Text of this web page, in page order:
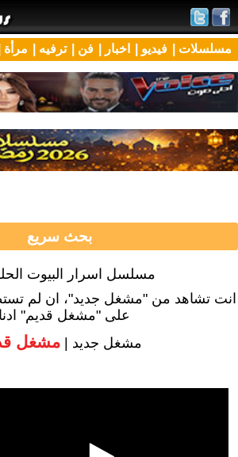
مسلسلات | فيديو | اخبار | فن | ترفيه | مرأة |
مسلسل اسرار البيوت
انت تشاهد من "مشغل جديد"، ان لم
على "مشغل قديم"
مشغل جديد | مشغل